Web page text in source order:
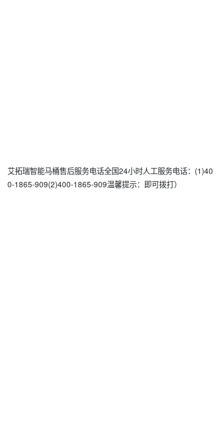
艾拓瑞智能马桶售后服务电话全国24小时人工服务电话：(1)40
0-1865-909(2)400-1865-909温馨提示：即可拨打）